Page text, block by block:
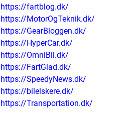
https://fartblog.dk/
https://MotorOgTeknik.dk/
https://GearBloggen.dk/
https://HyperCar.dk/
https://OmniBil.dk/
https://FartGlad.dk/
https://SpeedyNews.dk/
https://bilelskere.dk/
https://Transportation.dk/